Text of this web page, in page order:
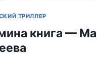
ТРИЛЛЕР
книга —